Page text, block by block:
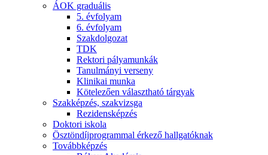
ÁOK graduális
5. évfolyam
6. évfolyam
Szakdolgozat
TDK
Rektori pályamunkák
Tanulmányi verseny
Klinikai munka
Kötelezően választható tárgyak
Szakképzés, szakvizsga
Rezidensképzés
Doktori iskola
Ösztöndíjprogrammal érkező hallgatóknak
Továbbképzés